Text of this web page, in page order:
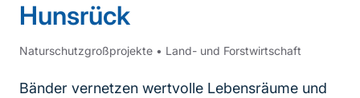
Hunsrück
Naturschutzgroßprojekte • Land- und Forstwirtschaft
Bänder vernetzen wertvolle Lebensräume und